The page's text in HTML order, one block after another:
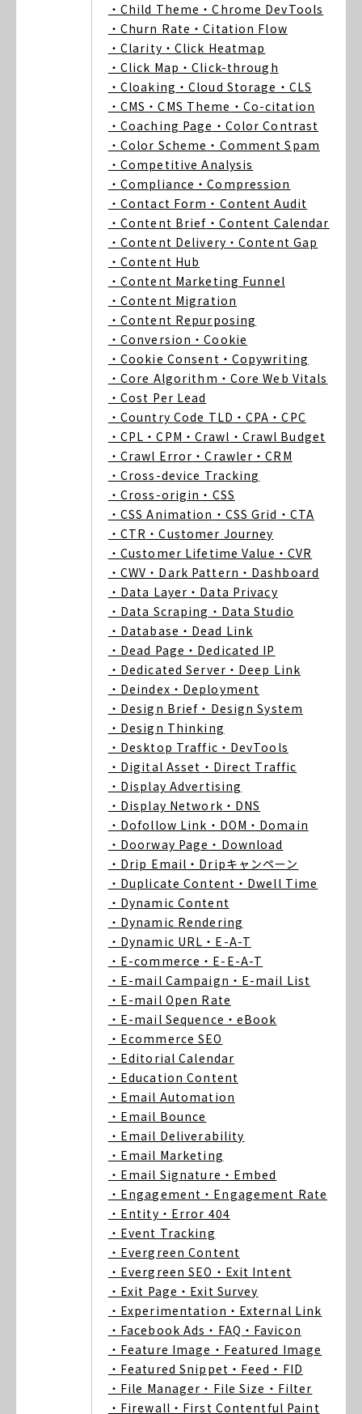
・Child Theme ・Chrome DevTools
・Churn Rate ・Citation Flow
・Clarity ・Click Heatmap
・Click Map ・Click-through
・Cloaking ・Cloud Storage ・CLS
・CMS ・CMS Theme ・Co-citation
・Coaching Page ・Color Contrast
・Color Scheme ・Comment Spam
・Competitive Analysis
・Compliance ・Compression
・Contact Form ・Content Audit
・Content Brief ・Content Calendar
・Content Delivery ・Content Gap
・Content Hub
・Content Marketing Funnel
・Content Migration
・Content Repurposing
・Conversion ・Cookie
・Cookie Consent ・Copywriting
・Core Algorithm ・Core Web Vitals
・Cost Per Lead
・Country Code TLD ・CPA ・CPC
・CPL ・CPM ・Crawl ・Crawl Budget
・Crawl Error ・Crawler ・CRM
・Cross-device Tracking
・Cross-origin ・CSS
・CSS Animation ・CSS Grid ・CTA
・CTR ・Customer Journey
・Customer Lifetime Value ・CVR
・CWV ・Dark Pattern ・Dashboard
・Data Layer ・Data Privacy
・Data Scraping ・Data Studio
・Database ・Dead Link
・Dead Page ・Dedicated IP
・Dedicated Server ・Deep Link
・Deindex ・Deployment
・Design Brief ・Design System
・Design Thinking
・Desktop Traffic ・DevTools
・Digital Asset ・Direct Traffic
・Display Advertising
・Display Network ・DNS
・Dofollow Link ・DOM ・Domain
・Doorway Page ・Download
・Drip Email ・Dripキャンペーン
・Duplicate Content ・Dwell Time
・Dynamic Content
・Dynamic Rendering
・Dynamic URL ・E-A-T
・E-commerce ・E-E-A-T
・E-mail Campaign ・E-mail List
・E-mail Open Rate
・E-mail Sequence ・eBook
・Ecommerce SEO
・Editorial Calendar
・Education Content
・Email Automation
・Email Bounce
・Email Deliverability
・Email Marketing
・Email Signature ・Embed
・Engagement ・Engagement Rate
・Entity ・Error 404
・Event Tracking
・Evergreen Content
・Evergreen SEO ・Exit Intent
・Exit Page ・Exit Survey
・Experimentation ・External Link
・Facebook Ads ・FAQ ・Favicon
・Feature Image ・Featured Image
・Featured Snippet ・Feed ・FID
・File Manager ・File Size ・Filter
・Firewall ・First Contentful Paint